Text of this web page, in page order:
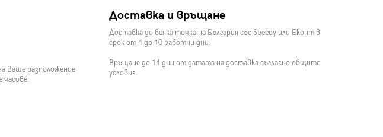
Ваше разположение
часове:
Доставка и връщане
Доставка до всяка точка на България със Speedy или Еконт в
срок от 4 до 10 работни дни.
Връщане до 14 дни от датата на доставка съгласно общите
условия.